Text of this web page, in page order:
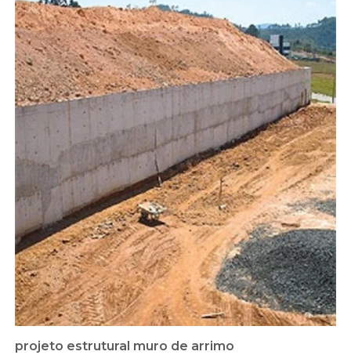
projeto estrutural muro de arrimo